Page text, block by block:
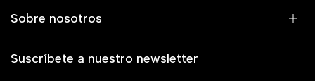
Sobre nosotros
Suscríbete a nuestro newsletter